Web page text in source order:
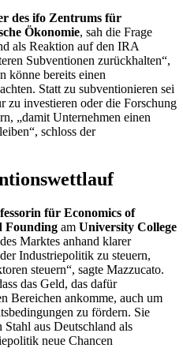
des ifo Zentrums für
Ökonomie, sah die Frage
als Reaktion auf den IRA
Subventionen zurückhalten“,
könne bereits einen
Statt zu subventionieren sei
zu investieren oder die Forschung
„damit Unternehmen einen
schloss der
für Economics of
Founding am University College
Marktes anhand klarer
Industriepolitik zu steuern,
steuern“, sagte Mazzucato.
das Geld, das dafür
Bereichen ankomme, auch um
zu fördern. Sie
Stahl aus Deutschland als
neue Chancen